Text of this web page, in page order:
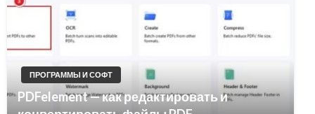
ПРОГРАММЫ И СОФТ
PDFelement — как редактировать и